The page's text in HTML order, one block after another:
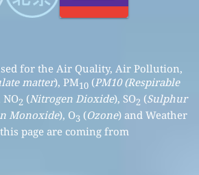
for the Air Quality, Air Pollution,
matter), PM10(PM10 (Respirable
NO2 (Nitrogen Dioxide), SO2 (Sulphur
Monoxide), O3 (Ozone ) and Weather
page are coming from: